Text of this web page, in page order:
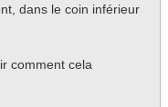
dans le coin inférieur
comment cela